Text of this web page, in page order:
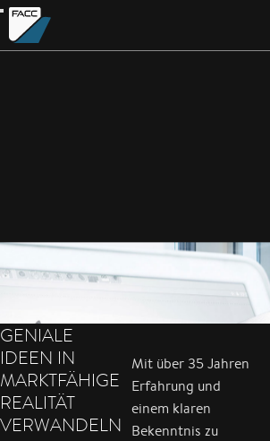
VON DESIGN ÜBER
PRODUKTION BIS
ZUR WARTUNG
GENIALE
IDEEN IN
MARKTFÄHIGE
REALITÄT
VERWANDELN
Mit über 35 Jahren
Erfahrung und
einem klaren
Bekenntnis zu